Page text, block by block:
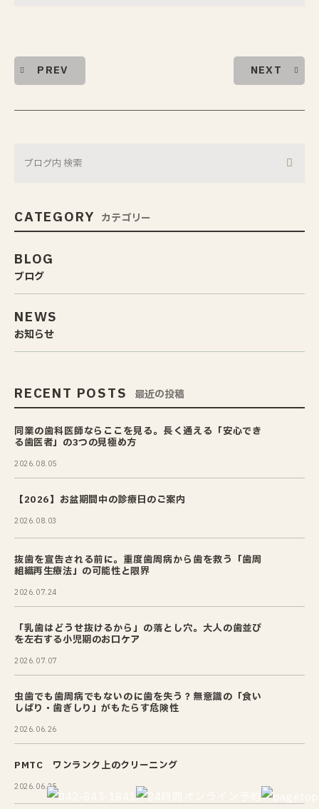
PREV NEXT
CATEGORY カテゴリー
BLOG
ブログ
NEWS
お知らせ
RECENT POSTS 最近の投稿
同業の歯科医師ならここを見る。長く通える「安心でき
る歯医者」の3つの見極め方
2026.08.05
【2026】お盆期間中の診療日のご案内
2026.08.03
抜歯を宣告される前に。重度歯周病から歯を救う「歯周
組織再生療法」の可能性と限界
2026.07.24
「乳歯はどうせ抜けるから」の落とし穴。大人の歯並び
を左右する小児期のお口ケア
2026.07.07
虫歯でも歯周病でもないのに歯を失う？無意識の「食い
しばり・歯ぎしり」がもたらす危険性
2026.06.26
PMTC ワンランク上のクリーニング
2026.06.25